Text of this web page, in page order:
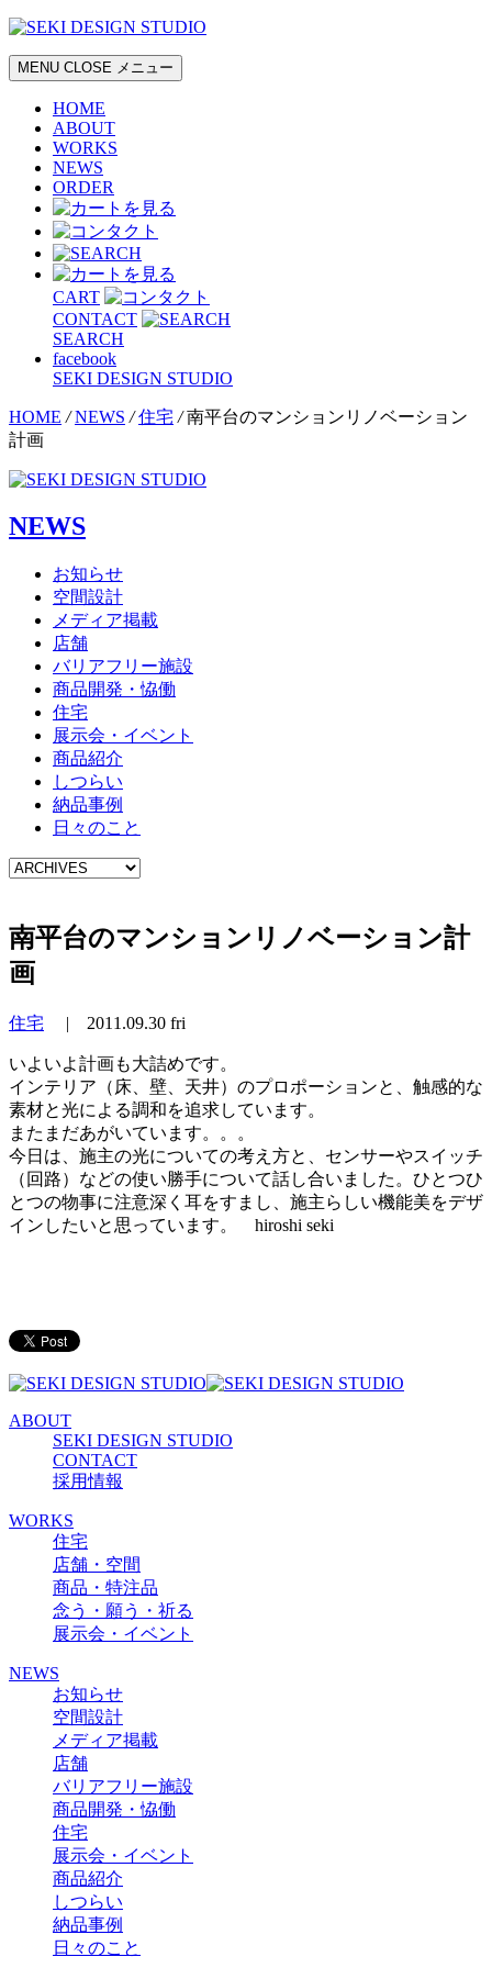
MENU CLOSE メニュー
HOME
ABOUT
WORKS
NEWS
ORDER
CART
CONTACT
SEARCH
facebook
SEKI DESIGN STUDIO
HOME / NEWS / 住宅 / 南平台のマンションリノベーション
計画
NEWS
お知らせ
空間設計
メディア掲載
店舗
バリアフリー施設
商品開発・恊働
住宅
展示会・イベント
商品紹介
しつらい
納品事例
日々のこと
南平台のマンションリノベーション計
画
住宅 | 2011.09.30 fri
いよいよ計画も大詰めです。
インテリア（床、壁、天井）のプロポーションと、触感的な
素材と光による調和を追求しています。
またまだあがいています。。。
今日は、施主の光についての考え方と、センサーやスイッチ
（回路）などの使い勝手について話し合いました。ひとつひ
とつの物事に注意深く耳をすまし、施主らしい機能美をデザ
インしたいと思っています。 hiroshi seki
ABOUT
SEKI DESIGN STUDIO
CONTACT
採用情報
WORKS
住宅
店舗・空間
商品・特注品
念う・願う・祈る
展示会・イベント
NEWS
お知らせ
空間設計
メディア掲載
店舗
バリアフリー施設
商品開発・恊働
住宅
展示会・イベント
商品紹介
しつらい
納品事例
日々のこと